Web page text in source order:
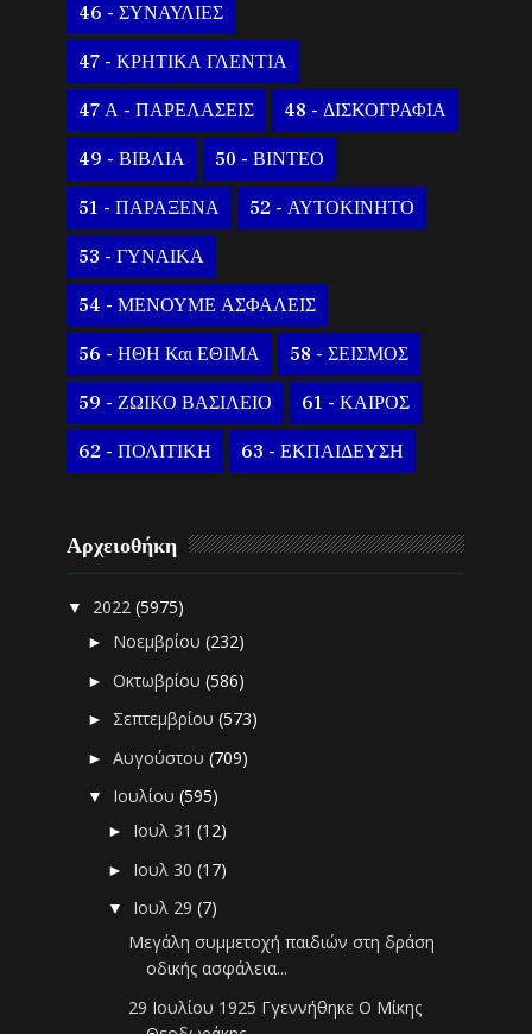
46 - ΣΥΝΑΥΛΙΕΣ
47 - ΚΡΗΤΙΚΑ ΓΛΕΝΤΙΑ
47 Α - ΠΑΡΕΛΑΣΕΙΣ 48 - ΔΙΣΚΟΓΡΑΦΙΑ
49 - ΒΙΒΛΙΑ 50 - ΒΙΝΤΕΟ
51 - ΠΑΡΑΞΕΝΑ 52 - ΑΥΤΟΚΙΝΗΤΟ
53 - ΓΥΝΑΙΚΑ
54 - ΜΕΝΟΥΜΕ ΑΣΦΑΛΕΙΣ
56 - ΗΘΗ Και ΕΘΙΜΑ 58 - ΣΕΙΣΜΟΣ
59 - ΖΩΙΚΟ ΒΑΣΙΛΕΙΟ 61 - ΚΑΙΡΟΣ
62 - ΠΟΛΙΤΙΚΗ 63 - ΕΚΠΑΙΔΕΥΣΗ
Αρχειοθήκη
▼ 2022(5975)
► Νοεμβρίου(232)
►Οκτωβρίου(586)
► Σεπτεμβρίου(573)
►Αυγούστου(709)
▼ Ιουλίου(595)
► Ιουλ 31(12)
► Ιουλ 30(17)
▼ Ιουλ 29(7)
Μεγάλη συμμετοχή παιδιών στη δράση
οδικής ασφάλεια...
29 Ιουλίου 1925 Γγεννήθηκε Ο Μίκης